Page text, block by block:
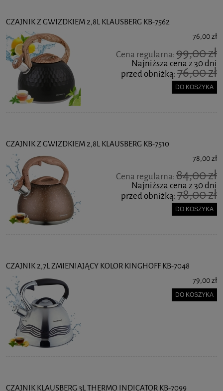
CZAJNIK Z GWIZDKIEM 2,8L KLAUSBERG KB-7562
76,00 zł
Cena regularna:99,00 zł
Najniższa cena z 30 dni
przed obniżką:76,00 zł
DO KOSZYKA
CZAJNIK Z GWIZDKIEM 2,8L KLAUSBERG KB-7510
78,00 zł
Cena regularna:84,00 zł
Najniższa cena z 30 dni
przed obniżką:78,00 zł
DO KOSZYKA
CZAJNIK 2,7L ZMIENIAJĄCY KOLOR KINGHOFF KB-7048
79,00 zł
DO KOSZYKA
CZAJNIK KLAUSBERG 3L THERMO INDICATOR KB-7099